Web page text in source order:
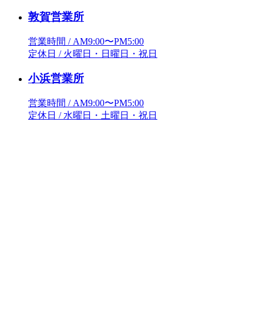
敦賀営業所
営業時間 / AM9:00〜PM5:00
定休日 / 火曜日・日曜日・祝日
小浜営業所
営業時間 / AM9:00〜PM5:00
定休日 / 水曜日・土曜日・祝日